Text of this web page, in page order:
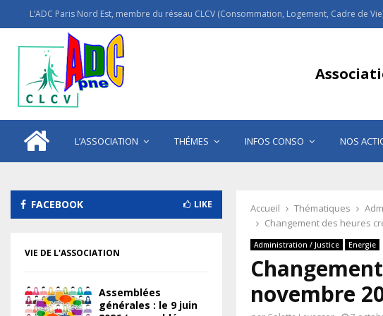
L’ADC Paris Nord Est, membre du réseau CLCV (Consommation, Logement, Cadre de
L’ASSOCIATION THÉMES INFOS CONSO NOS
Accueil Thématiques
Changement des heures
Administration / Justice Energie
novembre
FACEBOOK LIKE
VIE DE L'ASSOCIATION
Assemblées
générales : le 9 juin